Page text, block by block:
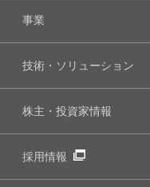
事業
技術・ソリューション
株主・投資家情報
採用情報